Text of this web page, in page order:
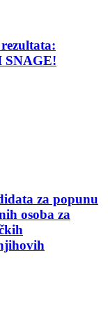
za popunu
osoba za